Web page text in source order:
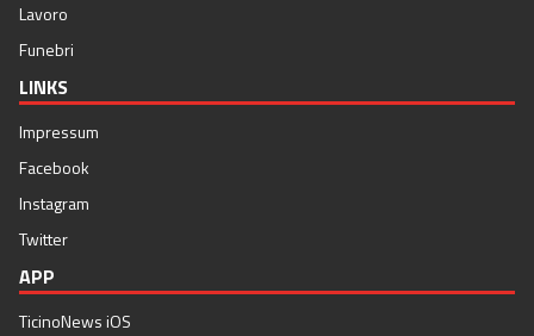
Lavoro
Funebri
LINKS
Impressum
Facebook
Instagram
Twitter
APP
TicinoNews iOS